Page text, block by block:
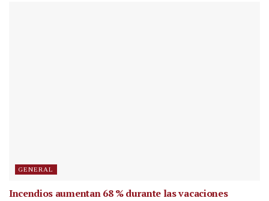
GENERAL
Incendios aumentan 68 % durante las vacaciones